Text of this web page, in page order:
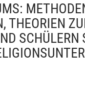
THEORIEN
SCHÜLERN